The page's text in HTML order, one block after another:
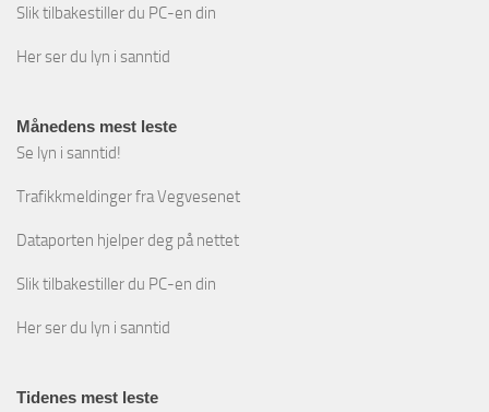
Slik tilbakestiller du PC-en din
Her ser du lyn i sanntid
Månedens mest leste
Se lyn i sanntid!
Trafikkmeldinger fra Vegvesenet
Dataporten hjelper deg på nettet
Slik tilbakestiller du PC-en din
Her ser du lyn i sanntid
Tidenes mest leste